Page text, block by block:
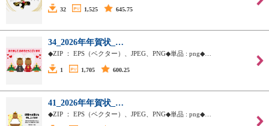
32 1,525 645.75
34_2026年年賀状_…
◆ZIP ： EPS（ベクター）、JPEG、PNG◆単品 : png◆…
1 1,705 600.25
41_2026年年賀状_…
◆ZIP ： EPS（ベクター）、JPEG、PNG◆単品 : png◆…